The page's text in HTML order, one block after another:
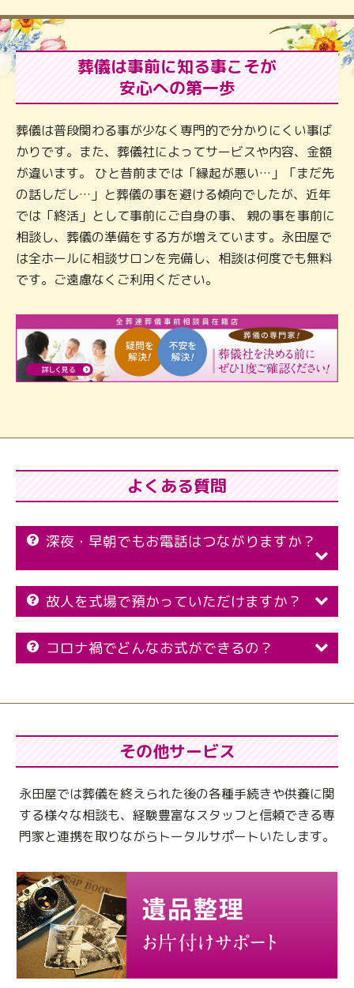
葬儀は事前に知る事こそが
安心への第一歩
葬儀は普段関わる事が少なく専門的で分かりにくい事ば
かりです。また、葬儀社によってサービスや内容、金額
が違います。 ひと昔前までは「縁起が悪い…」「まだ先
の話しだし…」と葬儀の事を避ける傾向でしたが、近年
では「終活」として事前にご自身の事、 親の事を事前に
相談し、葬儀の準備をする方が増えています。永田屋で
は全ホールに相談サロンを完備し、相談は何度でも無料
です。ご遠慮なくご利用ください。
よくある質問
深夜・早朝でもお電話はつながりますか？
故人を式場で預かっていただけますか？
コロナ禍でどんなお式ができるの？
その他サービス
永田屋では葬儀を終えられた後の各種手続きや供養に関
する様々な相談も、 経験豊富なスタッフと信頼できる専
門家と連携を取りながらトータルサポートいたします。